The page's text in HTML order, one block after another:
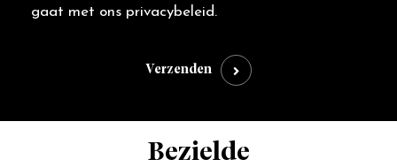
gaat met ons privacybeleid.
Verzenden
Bezielde